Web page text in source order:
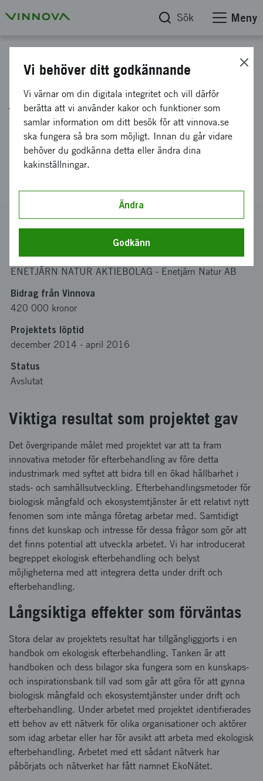
Sök Meny
Ekologisk efterbehandling -
företagsdrivna
efterbehandlingsmetoder för
biologisk mångfald &
ekosystemtjänster
Diarienummer
Koordinator
ENETJÄRN NATUR AKTIEBOLAG - Enetjärn Natur AB
Bidrag från Vinnova
420 000 kronor
Projektets löptid
december 2014 - april 2016
Status
Avslutat
Viktiga resultat som projektet gav
Det övergripande målet med projektet var att ta fram
innovativa metoder för efterbehandling av före detta
industrimark med syftet att bidra till en ökad hållbarhet i
stads- och samhällsutveckling. Efterbehandlingsmetoder för
biologisk mångfald och ekosystemtjänster är ett relativt nytt
fenomen som inte många företag arbetar med. Samtidigt
finns det kunskap och intresse för dessa frågor som gör att
det finns potential att utveckla arbetet. Vi har introducerat
begreppet ekologisk efterbehandling och belyst
möjligheterna med att integrera detta under drift och
efterbehandling.
Långsiktiga effekter som förväntas
Stora delar av projektets resultat har tillgängliggjorts i en
handbok om ekologisk efterbehandling. Tanken är att
handboken och dess bilagor ska fungera som en kunskaps-
och inspirationsbank till vad som går att göra för att gynna
biologisk mångfald och ekosystemtjänster under drift och
efterbehandling. Under arbetet med projektet identifierades
ett behov av ett nätverk för olika organisationer och aktörer
som idag arbetar eller har för avsikt att arbeta med ekologisk
efterbehandling. Arbetet med ett sådant nätverk har
påbörjats och nätverket har fått namnet EkoNätet.
Vi behöver ditt godkännande
Vi värnar om din digitala integritet och vill därför
berätta att vi använder kakor och funktioner som
samlar information om ditt besök för att vinnova.se
ska fungera så bra som möjligt. Innan du går vidare
behöver du godkänna detta eller ändra dina
kakinställningar.
Ändra
Godkänn